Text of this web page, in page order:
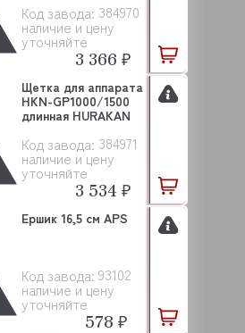
Код завода: 384970
наличие и цену
уточняйте
3 366 ₽
Код завода: 384971
наличие и цену
уточняйте
Щетка для аппарата
HKN-GP1000/1500
длинная HURAKAN
3 534 ₽
Код завода: 93102
наличие и цену
уточняйте
Ершик 16,5 см APS
578 ₽